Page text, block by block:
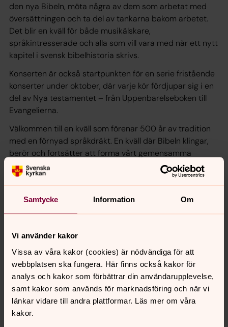
Samtycke Information Om
Vi använder kakor
Vissa av våra kakor (cookies) är nödvändiga för att
webbplatsen ska fungera. Här finns också kakor för
analys och kakor som förbättrar din användarupplevelse,
samt kakor som används för marknadsföring och när vi
länkar vidare till andra plattformar. Läs mer om våra
kakor.
den nya Bibeln, möta några av dem som arbetat med
översättningen och ta del av tankarna bakom arbetet.
Det blir en kväll för både musikälskare,
språkintresserade och alla som vill vara med när ett nytt
kapitel i svensk bibelhistoria skrivs.
Konserten är också startpunkten för en serie fristående
konserter under oktober, där varje kör fördjupar sig i en
del av Nya testamentet – från Uppenbarelseboken till
Evangelierna.
Välkommen till en kväll som förenar 500 år av tradition
med en förnyad språkdräkt. En kväll där Bibeln klingar,
berör och fortsätter att forma vårt gemensamma
kulturarv.
Ett samarrangemang av Kultursamverkan Svenska
kyrkan, Svenska Bibelsällskapet och Göteborgs
Fri entré
Försäljning av Bibeln sker under kvällen av flera
bibelutgivande förlag.